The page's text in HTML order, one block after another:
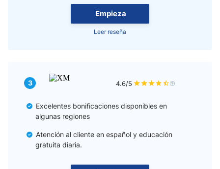
Empieza
Leer reseña
3 4.6/5
Excelentes bonificaciones disponibles en
algunas regiones
Atención al cliente en español y educación
gratuita diaria.